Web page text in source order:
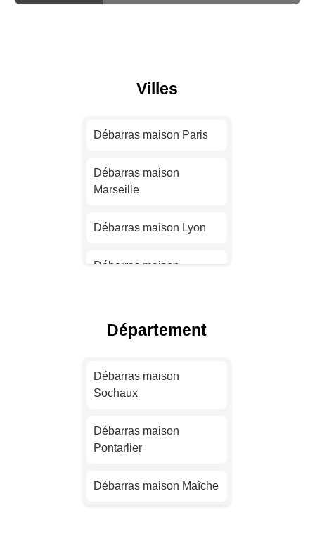
Villes
Débarras maison Paris
Débarras maison
Marseille
Débarras maison Lyon
Débarras maison
Débarras maison Nice
Débarras maison
Débarras maison
Département
Débarras maison
Sochaux
Débarras maison
Pontarlier
Débarras maison Maîche